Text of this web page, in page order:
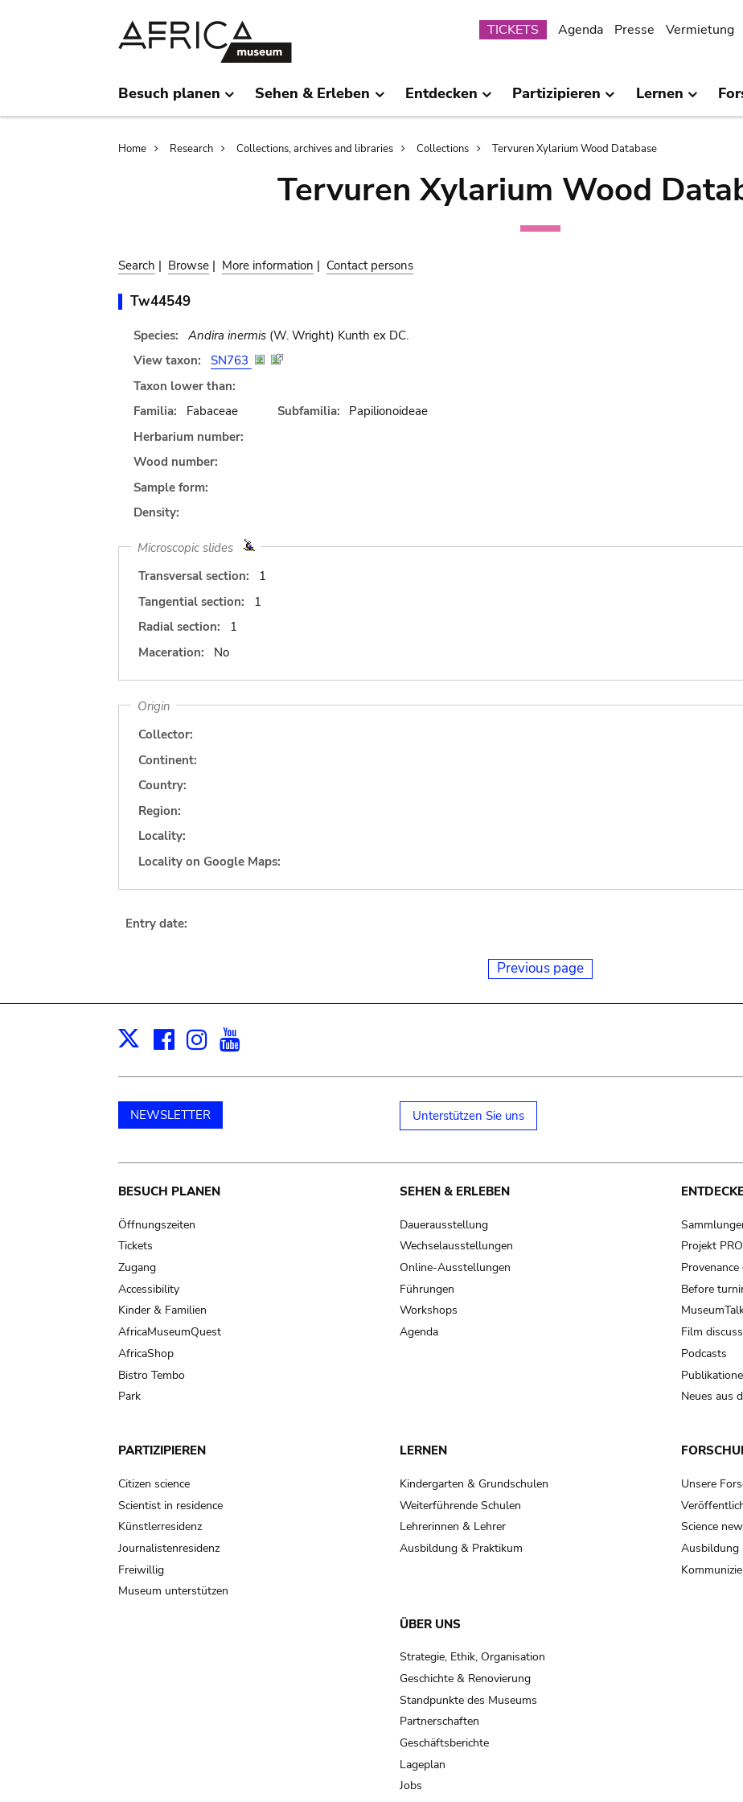
Submenu
TICKETS Agenda Presse Vermietung
Besuch planen Sehen & Erleben Entdecken Partizipieren Lernen
Breadcrumb
Home Research Collections, archives and libraries Collections Tervuren Xylarium Wood Database
Tervuren Xylarium Wood
Search | Browse | More information | Contact persons
Tw44549
Species: Andira inermis(W. Wright) Kunth ex DC.
View taxon:
SN763
Taxon lower than:
Familia:
Fabaceae Subfamilia:
Papilionoideae
Herbarium number:
Wood number:
Sample form:
Density:
Microscopic slides
Transversal section:
1
Tangential section:
1
Radial section:
1
Maceration:
No
Origin
Collector:
Continent:
Country:
Region:
Locality:
Locality on Google Maps:
Entry date:
Previous page
X Facebook
Instagram
NEWSLETTER Unterstützen Sie uns
Main
navigation
BESUCH PLANEN
Öffnungszeiten
Tickets
Zugang
Accessibility
Kinder & Familien
AfricaMuseumQuest
AfricaShop
Bistro Tembo
Park
SEHEN & ERLEBEN
Dauerausstellung
Wechselausstellungen
Online-Ausstellungen
Führungen
Workshops
Agenda
Projekt
Before
Film
Podcasts
Neues aus
PARTIZIPIEREN
Citizen science
Scientist in residence
Künstlerresidenz
Journalistenresidenz
Freiwillig
Museum unterstützen
LERNEN
Kindergarten & Grundschulen
Weiterführende Schulen
Lehrerinnen & Lehrer
Ausbildung & Praktikum
Unsere
Science
Ausbildung
ÜBER UNS
Strategie, Ethik, Organisation
Geschichte & Renovierung
Standpunkte des Museums
Partnerschaften
Geschäftsberichte
Lageplan
Jobs